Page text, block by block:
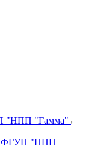
"НПП "Гамма"
ФГУП "НПП